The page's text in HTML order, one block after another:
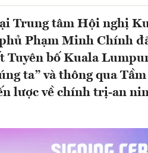
Trung tâm Hội nghị
Phạm Minh Chính
Tuyên bố Kuala
ta” và thông qua
lược về chính trị-an